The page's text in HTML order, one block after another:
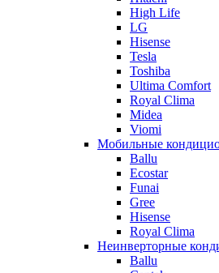
High Life
LG
Hisense
Tesla
Toshiba
Ultima Comfort
Royal Clima
Midea
Viomi
Мобильные
Ballu
Ecostar
Funai
Gree
Hisense
Royal Clima
Неинверторные
Ballu